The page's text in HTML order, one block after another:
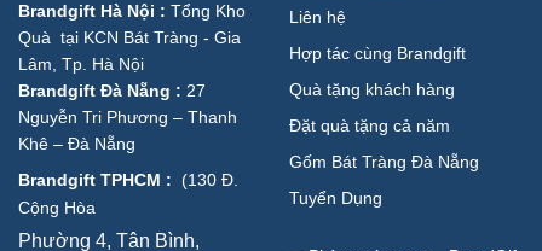
Brandgift Hà Nội : Tổng Kho
Quà tại KCN Bát Tràng - Gia
Lâm, Tp. Hà Nội
Brandgift Đà Nẵng : 27
Nguyễn Tri Phương – Thanh
Khê – Đà Nẵng
Brandgift TPHCM : (130 Đ.
Cộng Hòa
Phường 4, Tân Bình,
Liên hệ
Hợp tác cùng Brandgift
Quà tặng khách hàng
Đặt quà tặng cả năm
Gốm Bát Tràng Đà Nẵng
Tuyển Dụng